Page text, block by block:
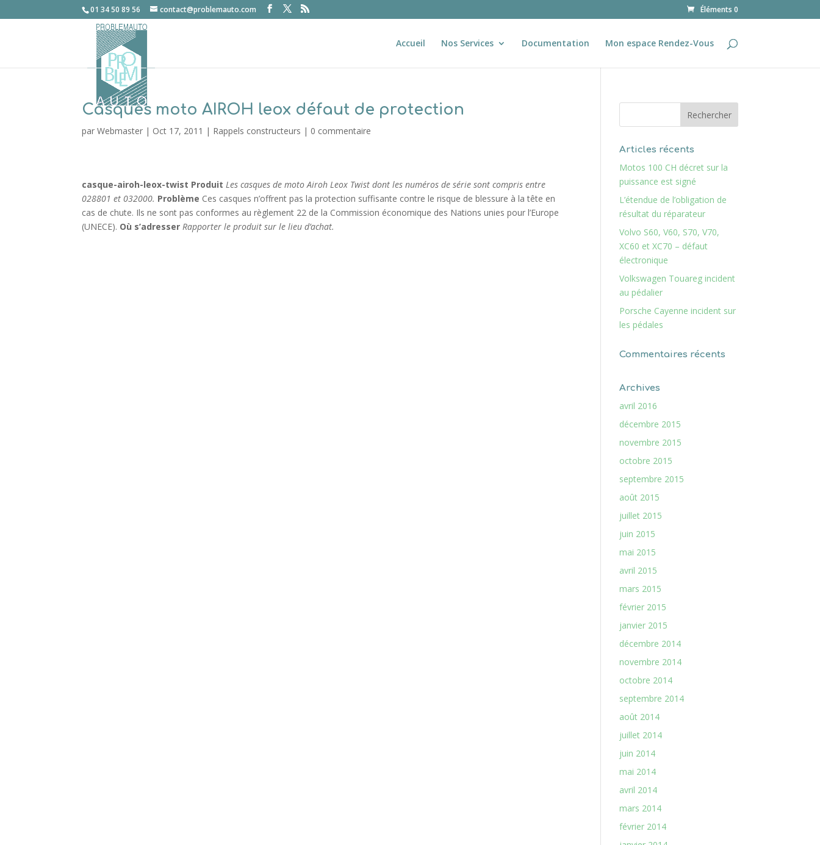
01 34 50 89 56 contact@problemauto.com Éléments 0
Accueil Nos Services Documentation Mon espace Rendez-Vous
Casques moto AIROH leox défaut de protection
parWebmaster | Oct 17, 2011 | Rappels constructeurs | 0 commentaire
casque-airoh-leox-twist Produit Les casques de moto Airoh Leox Twist dont les numéros de série sont compris entre
028801 et 032000. Problème Ces casques n’offrent pas la protection suffisante contre le risque de blessure à la tête en
cas de chute. Ils ne sont pas conformes au règlement 22 de la Commission économique des Nations unies pour l’Europe
(UNECE). Où s’adresser Rapporter le produit sur le lieu d’achat.
Articles récents
Motos 100 CH décret sur la
puissance est signé
L’étendue de l’obligation de
résultat du réparateur
Volvo S60, V60, S70, V70,
XC60 et XC70 – défaut
électronique
Volkswagen Touareg incident
au pédalier
Porsche Cayenne incident sur
les pédales
Commentaires récents
Archives
avril 2016
décembre 2015
novembre 2015
octobre 2015
septembre 2015
août 2015
juillet 2015
juin 2015
mai 2015
avril 2015
mars 2015
février 2015
janvier 2015
décembre 2014
novembre 2014
octobre 2014
septembre 2014
août 2014
juillet 2014
juin 2014
mai 2014
avril 2014
mars 2014
février 2014